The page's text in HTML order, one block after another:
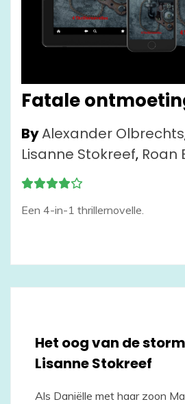
Fatale
ByAlexander Olbrechts
Lisanne Stokreef, Roan
Een 4-in-1 thrillernovelle.
Het oog van de storm
Lisanne Stokreef
Als Daniëlle met haar zoon